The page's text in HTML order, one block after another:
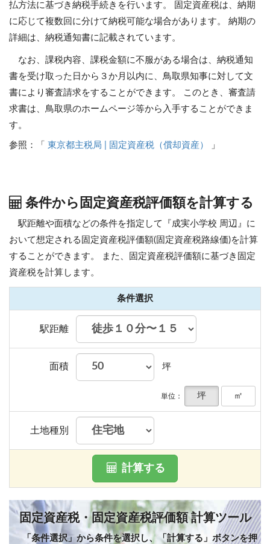
払方法に基づき納税手続きを行います。 固定資産税は、納期
に応じて複数回に分けて納税可能な場合があります。 納期の
詳細は、納税通知書に記載されています。
なお、課税内容、課税金額に不服がある場合は、納税通知
書を受け取った日から３か月以内に、鳥取県知事に対して文
書により審査請求をすることができます。 このとき、審査請
求書は、鳥取県のホームページ等から入手することができま
す。
参照：「 東京都主税局 | 固定資産税（償却資産） 」
条件から固定資産税評価額を計算する
駅距離や面積などの条件を指定して『成実小学校 周辺』に
おいて想定される固定資産税評価額(固定資産税路線価)を計算
することができます。
また、固定資産税評価額に基づき固定
資産税を計算します。
条件選択
駅距離
面積 坪
単位： 坪 ㎡
土地種別
計算する
固定資産税・固定資産税評価額 計算ツール
「条件選択」から条件を選択し、「計算する」ボタンを押